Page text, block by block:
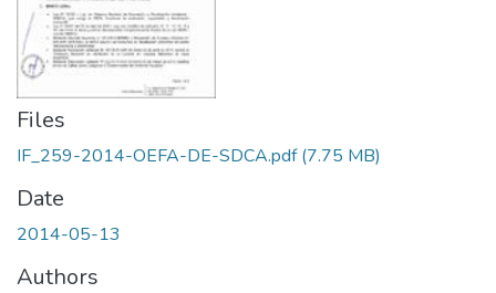
Files
IF_259-2014-OEFA-DE-SDCA.pdf(7.75 MB)
Date
2014-05-13
Authors